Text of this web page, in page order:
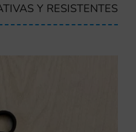
Y RESISTENTES